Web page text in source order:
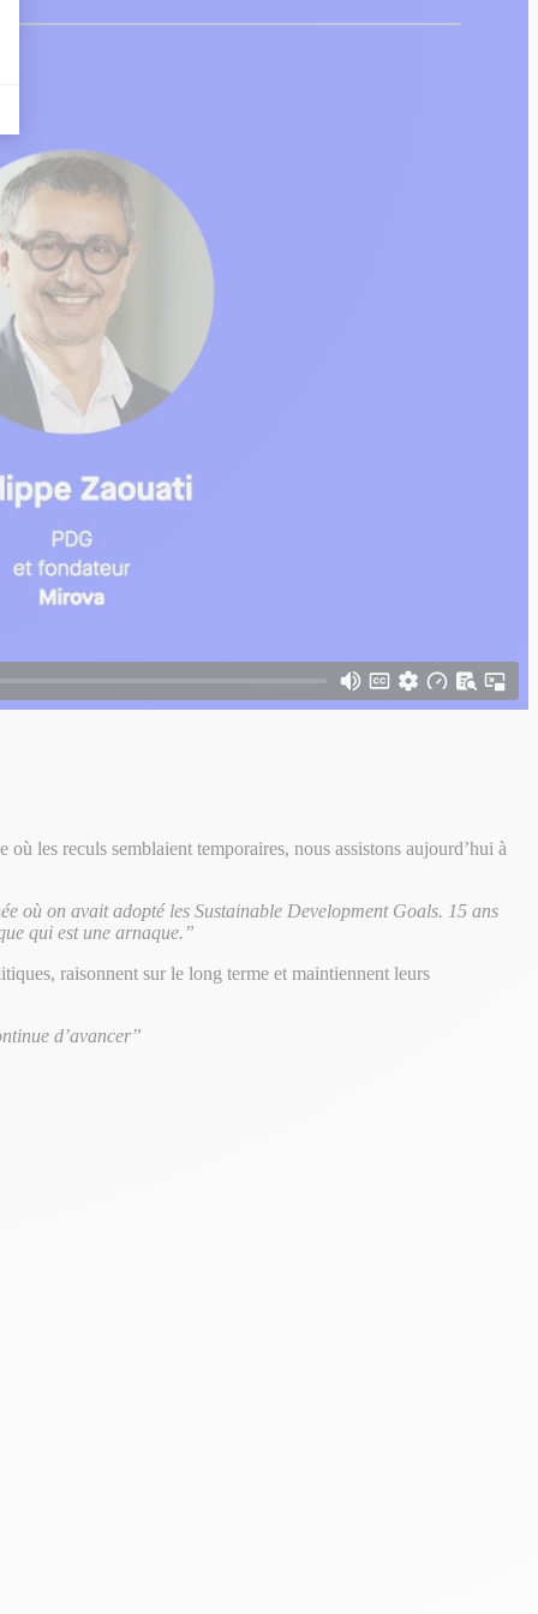
les reculs semblaient temporaires, nous assistons aujourd’hui à
où on avait adopté les Sustainable Development Goals. 15 ans
qui est une arnaque.”
raisonnent sur le long terme et maintiennent leurs
d’avancer”